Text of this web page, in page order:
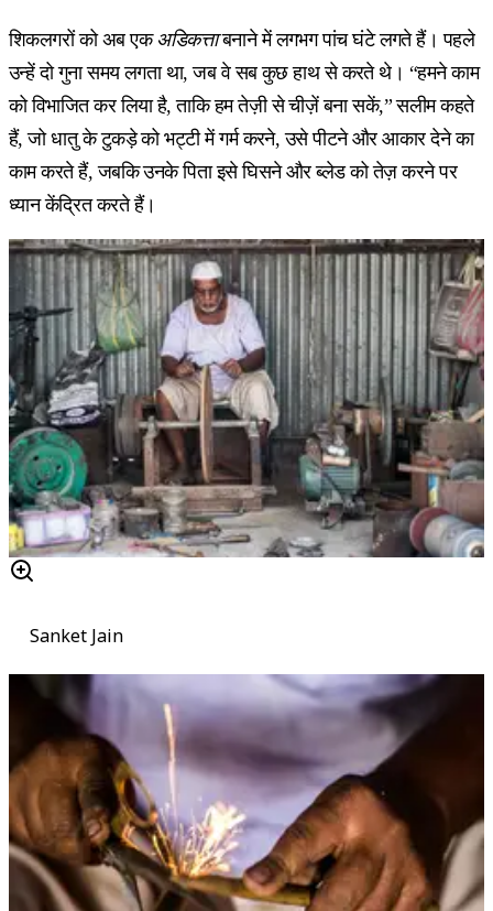
शिकलगरों को अब एक अडिकत्ताबनाने में लगभग पांच घंटे लगते हैं। पहले
उन्हें दो गुना समय लगता था, जब वे सब कुछ हाथ से करते थे। “हमने काम
को विभाजित कर लिया है, ताकि हम तेज़ी से चीज़ें बना सकें,” सलीम कहते
हैं, जो धातु के टुकड़े को भट्टी में गर्म करने, उसे पीटने और आकार देने का
काम करते हैं, जबकि उनके पिता इसे घिसने और ब्लेड को तेज़ करने पर
ध्यान केंद्रित करते हैं।
Sanket Jain